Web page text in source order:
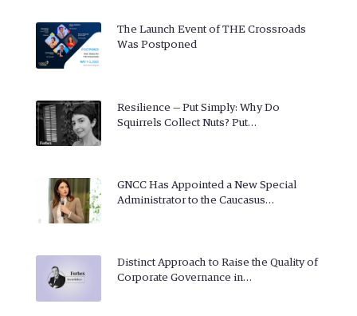
The Launch Event of THE Crossroads
Was Postponed
Resilience — Put Simply: Why Do
Squirrels Collect Nuts? Put…
GNCC Has Appointed a New Special
Administrator to the Caucasus…
Distinct Approach to Raise the Quality of
Corporate Governance in…